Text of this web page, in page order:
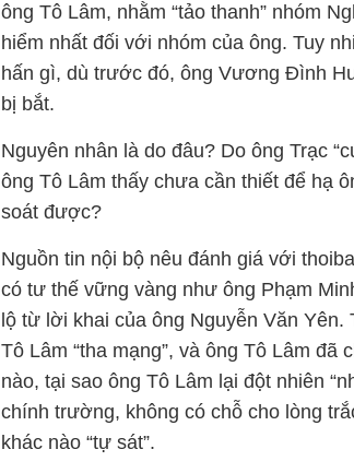
ông Tô Lâm, nhằm “tảo thanh” nhóm
hiểm nhất đối với nhóm của ông. Tuy
hấn gì, dù trước đó, ông Vương Đình
bị bắt.
Nguyên nhân là do đâu? Do ông Trạc
ông Tô Lâm thấy chưa cần thiết để hạ
soát được?
Nguồn tin nội bộ nêu đánh giá với
có tư thế vững vàng như ông Phạm
lộ từ lời khai của ông Nguyễn Văn Yên.
Tô Lâm “tha mạng”, và ông Tô Lâm
nào, tại sao ông Tô Lâm lại đột nhiên
chính trường, không có chỗ cho lòng
khác nào “tự sát”.